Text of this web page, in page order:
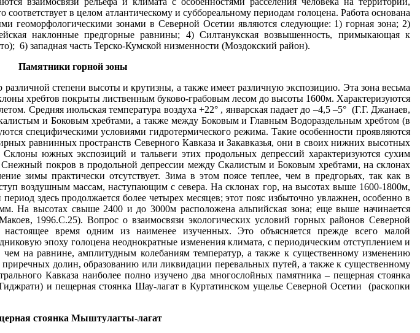
Памятники горной зоны
различной степени высоты и крутизны, а также имеет различную экспозицию. Эта зона весьма
хребтов покрыты лиственным буково-грабовым лесом до высоты 1600м. Характеризуются
Средняя июльская температура воздуха +22° , январская падает до –4,5 –5° (Г.Г. Джанаев,
и Боковым хребтами, а также между Боковым и Главным Водораздельным хребтом (в
специфическими условиями гидротермического режима. Такие особенности проявляются
равнинных пространств Северного Кавказа и Закавказья, они в своих нижних высотных
южных экспозиций и тальвеги этих продольных депрессий характеризуются сухим
покров в продольной депрессии между Скалистым и Боковым хребтами, на склонах
зимы практически отсутствует. Зима в этом поясе теплее, чем в предгорьях, так как в
воздушным массам, наступающим с севера. На склонах гор, на высотах выше 1600-1800м,
здесь продолжается более четырех месяцев; этот пояс избыточно увлажнен, особенно в
На высотах свыше 2400 и до 3000м расположена альпийская зона; еще выше начинается
1996.С.25). Вопрос о взаимосвязи экологических условий горных районов Северной
время одним из наименее изученных. Это объясняется прежде всего малой
эпоху голоцена неоднократные изменения климата, с периодическим отступлением и
на равнине, амплитудным колебаниям температур, а также к существенному изменению
долин, образованию или ликвидации перевальных путей, а также к существенному
Кавказа наиболее полно изучено два многослойных памятника – пещерная стоянка
и пещерная стоянка Шау-лагат в Куртатинском ущелье Северной Осетии (раскопки
стоянка Мыштулагты-лагат